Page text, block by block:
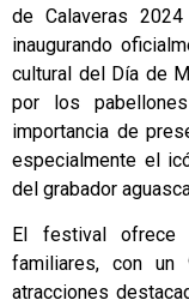
de Calaveras
inaugurando
cultural del Día de
por los
importancia de
especialmente el
del grabador
El festival ofrece
familiares, con un
atracciones